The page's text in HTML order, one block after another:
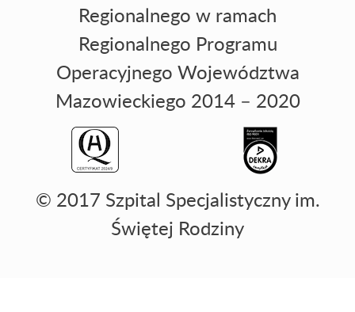
Regionalnego w ramach
Regionalnego Programu
Operacyjnego Województwa
Mazowieckiego 2014 – 2020
© 2017 Szpital Specjalistyczny im.
Świętej Rodziny